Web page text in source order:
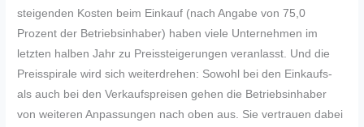
steigenden Kosten beim Einkauf (nach Angabe von 75,0
Prozent der Betriebsinhaber) haben viele Unternehmen im
letzten halben Jahr zu Preissteigerungen veranlasst. Und die
Preisspirale wird sich weiterdrehen: Sowohl bei den Einkaufs-
als auch bei den Verkaufspreisen gehen die Betriebsinhaber
von weiteren Anpassungen nach oben aus. Sie vertrauen dabei